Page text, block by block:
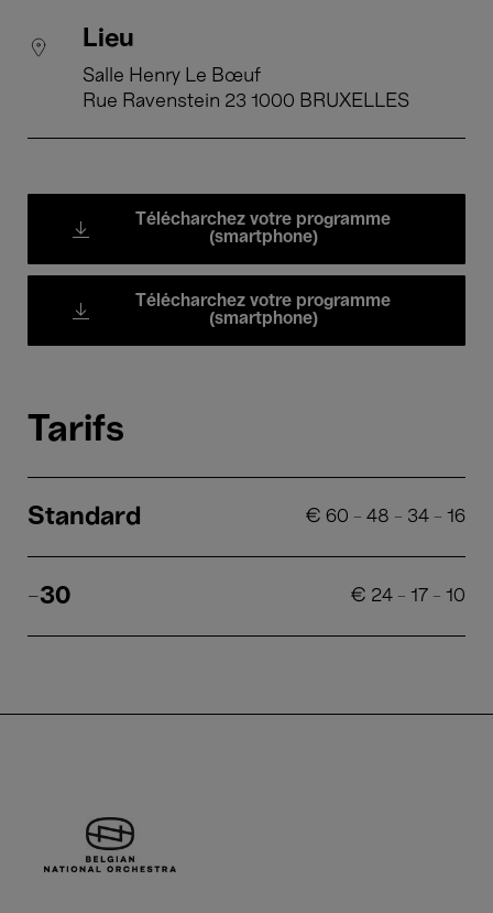
Lieu
Salle Henry Le Bœuf
Rue Ravenstein 23 1000 BRUXELLES
Télécharchez votre programme
(smartphone)
Télécharchez votre programme
(smartphone)
Tarifs
Standard € 60 - 48 - 34 - 16
-30 € 24 - 17 - 10